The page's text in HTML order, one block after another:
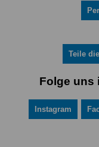
Teile
Folge uns
Instagram